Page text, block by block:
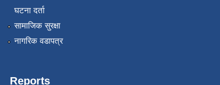
घटना दर्ता
सामाजिक सुरक्षा
नागरिक वडापत्र
Reports